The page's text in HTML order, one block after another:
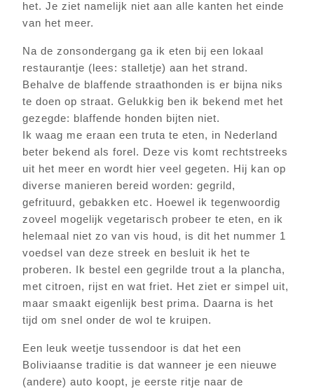
het. Je ziet namelijk niet aan alle kanten het einde
van het meer.
Na de zonsondergang ga ik eten bij een lokaal
restaurantje (lees: stalletje) aan het strand.
Behalve de blaffende straathonden is er bijna niks
te doen op straat. Gelukkig ben ik bekend met het
gezegde: blaffende honden bijten niet.
Ik waag me eraan een truta te eten, in Nederland
beter bekend als forel. Deze vis komt rechtstreeks
uit het meer en wordt hier veel gegeten. Hij kan op
diverse manieren bereid worden: gegrild,
gefrituurd, gebakken etc. Hoewel ik tegenwoordig
zoveel mogelijk vegetarisch probeer te eten, en ik
helemaal niet zo van vis houd, is dit het nummer 1
voedsel van deze streek en besluit ik het te
proberen. Ik bestel een gegrilde trout a la plancha,
met citroen, rijst en wat friet. Het ziet er simpel uit,
maar smaakt eigenlijk best prima. Daarna is het
tijd om snel onder de wol te kruipen.
Een leuk weetje tussendoor is dat het een
Boliviaanse traditie is dat wanneer je een nieuwe
(andere) auto koopt, je eerste ritje naar de